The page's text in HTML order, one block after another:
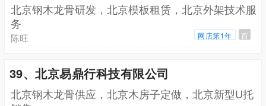
北京钢木龙骨研发，北京模板租赁，北京外架技术服
务
陈旺 网店第1年 百
39、北京易鼎行科技有限公司
北京钢木龙骨供应，北京木房子定做，北京新型U托